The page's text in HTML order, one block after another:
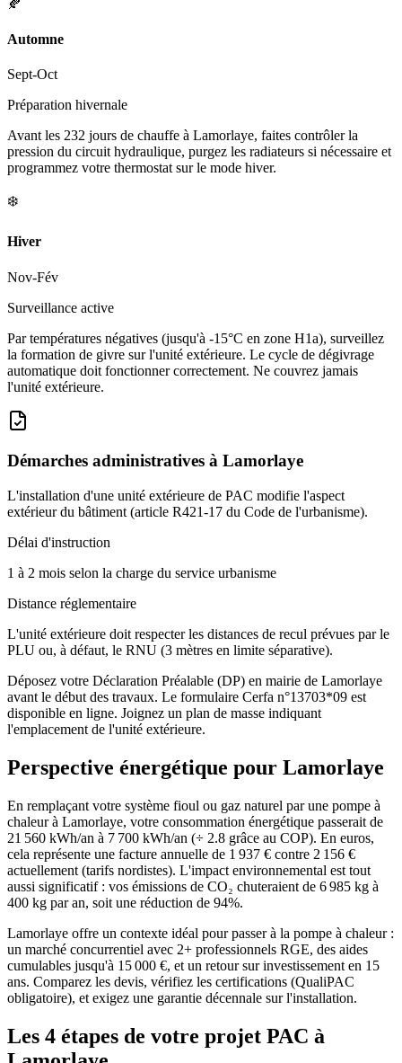
🍂
Automne
Sept-Oct
Préparation hivernale
Avant les 232 jours de chauffe à Lamorlaye, faites contrôler la
pression du circuit hydraulique, purgez les radiateurs si nécessaire et
programmez votre thermostat sur le mode hiver.
❄️
Hiver
Nov-Fév
Surveillance active
Par températures négatives (jusqu'à -15°C en zone H1a), surveillez
la formation de givre sur l'unité extérieure. Le cycle de dégivrage
automatique doit fonctionner correctement. Ne couvrez jamais
l'unité extérieure.
Démarches administratives à Lamorlaye
L'installation d'une unité extérieure de PAC modifie l'aspect
extérieur du bâtiment (article R421-17 du Code de l'urbanisme).
Délai d'instruction
1 à 2 mois selon la charge du service urbanisme
Distance réglementaire
L'unité extérieure doit respecter les distances de recul prévues par le
PLU ou, à défaut, le RNU (3 mètres en limite séparative).
Déposez votre Déclaration Préalable (DP) en mairie de Lamorlaye
avant le début des travaux. Le formulaire Cerfa n°13703*09 est
disponible en ligne. Joignez un plan de masse indiquant
l'emplacement de l'unité extérieure.
Perspective énergétique pour Lamorlaye
En remplaçant votre système fioul ou gaz naturel par une pompe à
chaleur à Lamorlaye, votre consommation énergétique passerait de
21 560 kWh/an à 7 700 kWh/an (÷ 2.8 grâce au COP). En euros,
cela représente une facture annuelle de 1 937 € contre 2 156 €
actuellement (tarifs nordistes). L'impact environnemental est tout
aussi significatif : vos émissions de CO₂ chuteraient de 6 985 kg à
400 kg par an, soit une réduction de 94%.
Lamorlaye offre un contexte idéal pour passer à la pompe à chaleur :
un marché concurrentiel avec 2+ professionnels RGE, des aides
cumulables jusqu'à 15 000 €, et un retour sur investissement en 15
ans. Comparez les devis, vérifiez les certifications (QualiPAC
obligatoire), et exigez une garantie décennale sur l'installation.
Les 4 étapes de votre projet PAC à